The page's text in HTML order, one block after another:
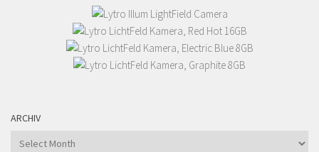
ARCHIV
Archiv